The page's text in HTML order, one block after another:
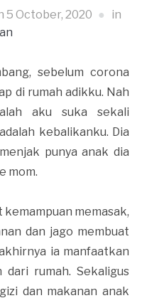
5 October, 2020
in
sebelum corona
di rumah adikku. Nah
aku suka sekali
kebalikanku. Dia
punya anak dia
mom.
memasak,
dan jago membuat
ia manfaatkan
dari rumah. Sekaligus
dan makanan anak